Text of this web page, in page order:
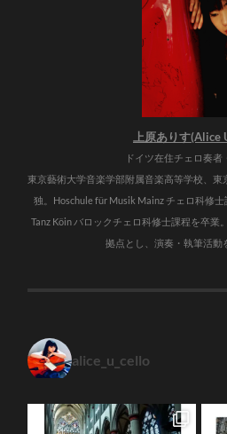
上原ありす(Alice
ドイツ在住チェロ奏者
東京藝術大学音楽学部附属音楽高等学校、
独。Hoschule für Musik Mainz チェロ科修
Tanz Köin バロックチェロ科修士課程を卒業
拠点とし、演奏・執筆活動
alice_u_cello